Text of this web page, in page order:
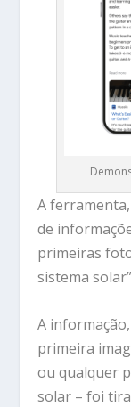
A
de
primeiras
sistema
A
primeira
ou qualquer
solar – foi